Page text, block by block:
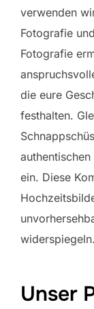
verwenden
Fotografie
Fotografie
die eure
festhalten.
ein. Diese
widerspiegeln.
Unser